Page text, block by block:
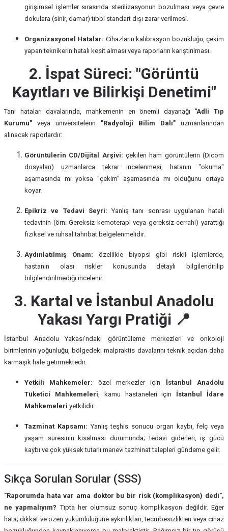
girişimsel işlemler sırasında sterilizasyonun bozulması veya çevre
dokulara (sinir, damar) tıbbi standart dışı zarar verilmesi.
Organizasyonel Hatalar: Cihazların kalibrasyon bozukluğu, çekim
yapan teknikerin hatalı kesit alması veya raporların karıştırılması.
2. İspat Süreci: "Görüntü
Kayıtları ve Bilirkişi Denetimi"
Tanı hataları davalarında, mahkemenin en önemli dayanağı "Adli Tıp
Kurumu" veya üniversitelerin "Radyoloji Bilim Dalı" uzmanlarından
alınacak raporlardır:
Görüntülerin CD/Dijital Arşivi: çekilen ham görüntülerin (Dicom
dosyaları) uzmanlarca tekrar incelenmesi, hatanın "okuma"
aşamasında mı yoksa "çekim" aşamasında mı olduğunu ortaya
koyar.
Epikriz ve Tedavi Seyri: Yanlış tanı sonrası uygulanan hatalı
tedavinin (örn: Gereksiz kemoterapi veya gereksiz cerrahi) yarattığı
fiziksel ve ruhsal tahribat belgelenmelidir.
Aydınlatılmış Onam: özellikle biyopsi gibi riskli işlemlerde,
hastanın olası riskler konusunda detaylı bilgilendirilip
bilgilendirilmediği incelenir.
3. Kartal ve İstanbul Anadolu
Yakası Yargı Pratiği 📍
İstanbul Anadolu Yakası'ndaki görüntüleme merkezleri ve onkoloji
birimlerinin yoğunluğu, bölgedeki malpraktis davalarını teknik açıdan daha
karmaşık hale getirmektedir.
Yetkili Mahkemeler: özel merkezler için İstanbul Anadolu
Tüketici Mahkemeleri, kamu hastaneleri için İstanbul İdare
Mahkemeleri yetkilidir.
Tazminat Kapsamı: Yanlış teşhis sonucu organ kaybı, felç veya
yaşam süresinin kısalması durumunda; tedavi giderleri, iş gücü
kaybı ve çok yüksek tutarlı manevi tazminat talepleri gündeme gelir.
Sıkça Sorulan Sorular (SSS)
"Raporumda hata var ama doktor bu bir risk (komplikasyon) dedi",
ne yapmalıyım? Tıpta her olumsuz sonuç komplikasyon değildir. Eğer
hata; dikkat ve özen yükümlülüğüne aykırılıktan, tecrübesizlikten veya cihaz